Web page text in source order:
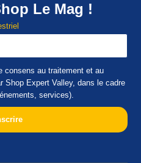
Le Mag !
consens au traitement et au
Shop Expert Valley, dans le cadre
services).